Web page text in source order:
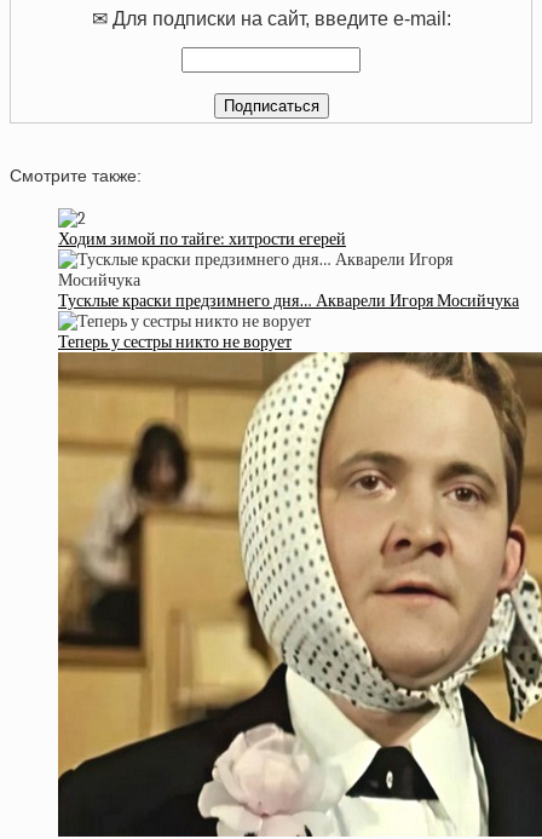
✉ Для подписки на сайт, введите e-mail:
Смотрите также:
Ходим зимой по тайге: хитрости егерей
Тусклые краски предзимнего дня… Акварели Игоря Мосийчука
Теперь у сестры никто не ворует